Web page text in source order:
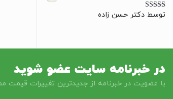
نمره5 از 5
توسط دکتر حسن زاده
در خبرنامه سایت عضو شوید
با عضویت در خبرنامه از جدیدترین تغییرات قیمت